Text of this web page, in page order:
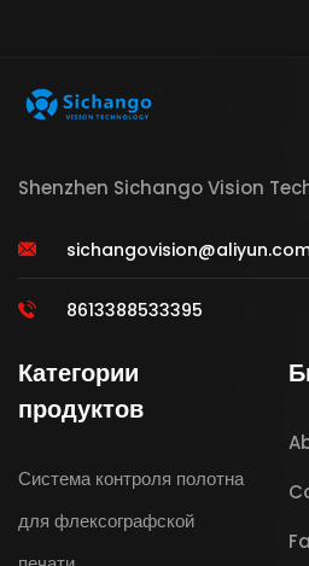
Shenzhen Sichango Vision
8613388533395
Категории
продуктов
Система контроля полотна
для флексографской